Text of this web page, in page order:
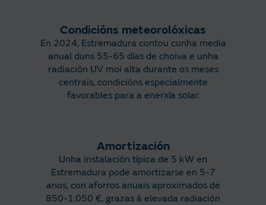
Condicións meteorolóxicas
En 2024, Estremadura contou cunha media
anual duns 55-65 días de choiva e unha
radiación UV moi alta durante os meses
centrais, condicións especialmente
favorables para a enerxía solar.
Amortización
Unha instalación típica de 5 kW en
Estremadura pode amortizarse en 5-7
anos, con aforros anuais aproximados de
850-1.050 €, grazas á elevada radiación